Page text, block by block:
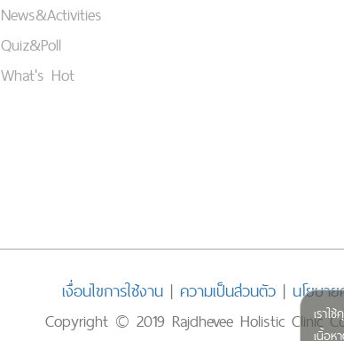
เราใ
เนื้อห
News&Activities
Quiz&Poll
What's Hot
เงื่อนไขการใช้งาน| ความเป็นส่วนตัว| นโยบา
Copyright © 2019 Rajdhevee Holistic Clinic